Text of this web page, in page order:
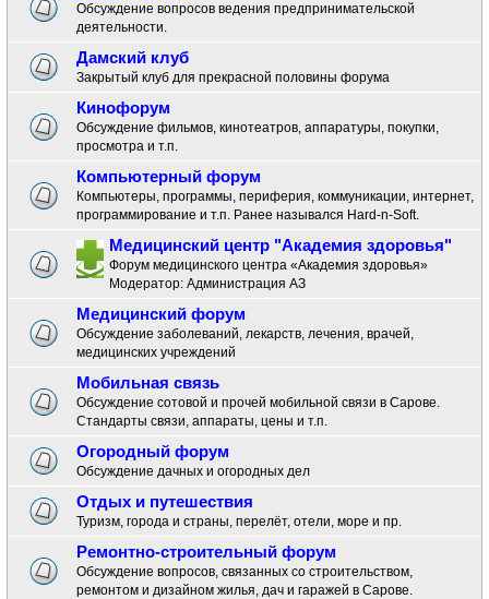
Обсуждение вопросов ведения предпринимательской
деятельности.
Дамский клуб
Закрытый клуб для прекрасной половины форума
Кинофорум
Обсуждение фильмов, кинотеатров, аппаратуры, покупки,
просмотра и т.п.
Компьютерный форум
Компьютеры, программы, периферия, коммуникации, интернет,
программирование и т.п. Ранее назывался Hard-n-Soft.
Медицинский центр "Академия здоровья"
Форум медицинского центра «Академия здоровья»
Модератор: Администрация АЗ
Медицинский форум
Обсуждение заболеваний, лекарств, лечения, врачей,
медицинских учреждений
Мобильная связь
Обсуждение сотовой и прочей мобильной связи в Сарове.
Стандарты связи, аппараты, цены и т.п.
Огородный форум
Обсуждение дачных и огородных дел
Отдых и путешествия
Туризм, города и страны, перелёт, отели, море и пр.
Ремонтно-строительный форум
Обсуждение вопросов, связанных со строительством,
ремонтом и дизайном жилья, дач и гаражей в Сарове.